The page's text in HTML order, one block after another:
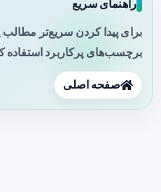
راهنمای سریع
برای پیدا کردن سریع‌تر
برچسب‌های پرکاربرد استفاده
صفحه اصلی